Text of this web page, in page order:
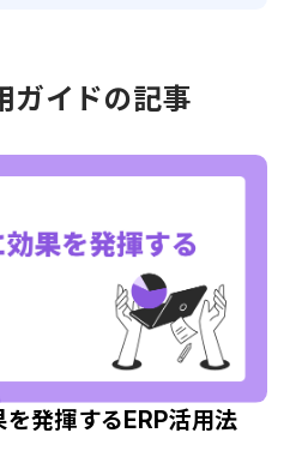
ガイドの記事
発揮するERP活用法